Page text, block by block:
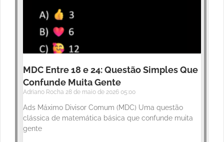
MDC Entre 18 e 24: Questão Simples Que
Confunde Muita Gente
Adriano Rocha 28 de maio de 2026 05:00
Ads Máximo Divisor Comum (MDC) Uma questão
clássica de matemática básica que confunde muita
gente